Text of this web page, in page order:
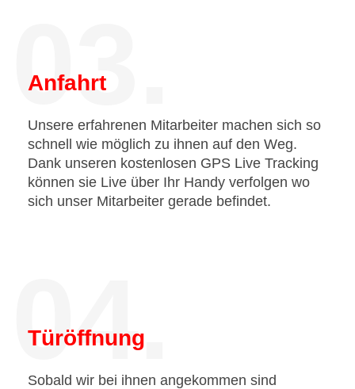
03.
Anfahrt
Unsere erfahrenen Mitarbeiter machen sich so
schnell wie möglich zu ihnen auf den Weg.
Dank unseren kostenlosen GPS Live Tracking
können sie Live über Ihr Handy verfolgen wo
sich unser Mitarbeiter gerade befindet.
04.
Türöffnung
Sobald wir bei ihnen angekommen sind